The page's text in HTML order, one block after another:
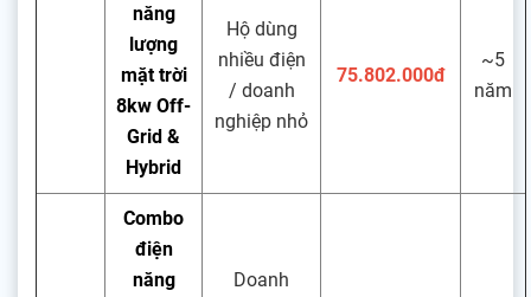
năng
lượng
mặt trời
8kw Off-
Grid &
Hybrid
Hộ dùng
nhiều điện
/ doanh
nghiệp nhỏ
75.802.000đ
~5
năm
Combo
điện
năng
Doanh